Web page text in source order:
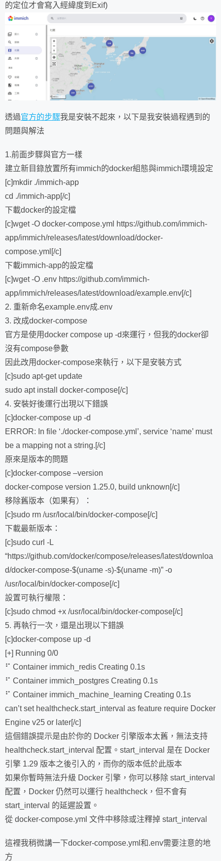
的定位才會寫入經緯度到Exif)
透過官方的步驟我是安裝不起來，以下是我安裝過程遇到的
問題與解法
1.前面步驟與官方一樣
建立新目錄放置所有immich的docker組態與immich環境設定
[c]mkdir ./immich-app
cd ./immich-app[/c]
下載docker的設定檔
[c]wget -O docker-compose.yml https://github.com/immich-
app/immich/releases/latest/download/docker-
compose.yml[/c]
下載immich-app的設定檔
[c]wget -O .env https://github.com/immich-
app/immich/releases/latest/download/example.env[/c]
2. 重新命名example.env成.env
3. 改成docker-compose
官方是使用docker compose up -d來運行，但我的docker卻
沒有compose參數
因此改用docker-compose來執行，以下是安裝方式
[c]sudo apt-get update
sudo apt install docker-compose[/c]
4. 安裝好後運行出現以下錯誤
[c]docker-compose up -d
ERROR: In file ‘./docker-compose.yml’, service ‘name’ must
be a mapping not a string.[/c]
原來是版本的問題
[c]docker-compose –version
docker-compose version 1.25.0, build unknown[/c]
移除舊版本（如果有）：
[c]sudo rm /usr/local/bin/docker-compose[/c]
下載最新版本：
[c]sudo curl -L
“https://github.com/docker/compose/releases/latest/downloa
d/docker-compose-$(uname -s)-$(uname -m)” -o
/usr/local/bin/docker-compose[/c]
設置可執行權限：
[c]sudo chmod +x /usr/local/bin/docker-compose[/c]
5. 再執行一次，還是出現以下錯誤
[c]docker-compose up -d
[+] Running 0/0
⠋ Container immich_redis Creating 0.1s
⠋ Container immich_postgres Creating 0.1s
⠋ Container immich_machine_learning Creating 0.1s
can’t set healthcheck.start_interval as feature require Docker
Engine v25 or later[/c]
這個錯誤提示是由於你的 Docker 引擎版本太舊，無法支持
healthcheck.start_interval 配置。start_interval 是在 Docker
引擎 1.29 版本之後引入的，而你的版本低於此版本
如果你暫時無法升級 Docker 引擎，你可以移除 start_interval
配置，Docker 仍然可以運行 healthcheck，但不會有
start_interval 的延遲設置。
從 docker-compose.yml 文件中移除或注釋掉 start_interval
這裡我稍微講一下docker-compose.yml和.env需要注意的地
方